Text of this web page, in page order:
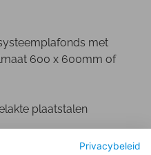
Privacybeleid
met
600 x 600mm of
plaatstalen